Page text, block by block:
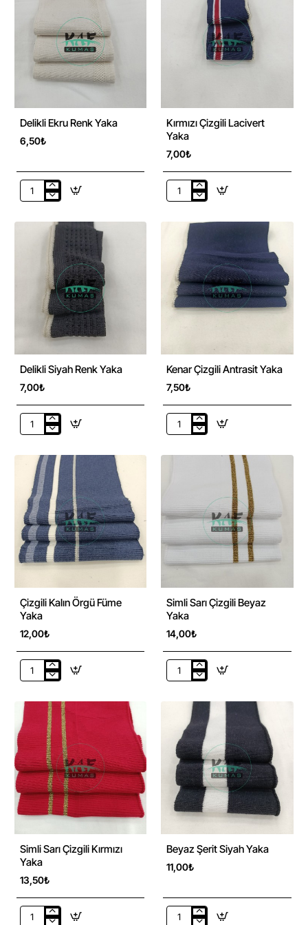
Delikli Ekru Renk Yaka
6,50₺
Delikli
Renk
Kırmızı Çizgili Lacivert
Yaka
7,00₺
Kırmızı
Lacivert
Yaka
Delikli Siyah Renk Yaka
7,00₺
Delikli
Renk
Yaka
Kenar Çizgili Antrasit Yaka
7,50₺
Kenar
Antrasit
Çizgili Kalın Örgü Füme
Yaka
12,00₺
Çizgili
Örgü
Füme
Yaka
Simli Sarı Çizgili Beyaz
Yaka
14,00₺
Simli
Çizgili
Beyaz
Yaka
Simli Sarı Çizgili Kırmızı
Yaka
13,50₺
Simli
Beyaz Şerit Siyah Yaka
11,00₺
Beyaz